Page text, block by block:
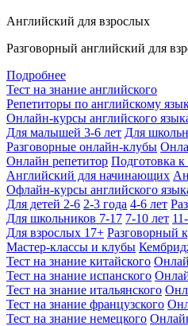
Английский для взрослых
Разговорный английский для
Подробнее
Тест на знание английского
Репетиторы по английскому
Онлайн-курсы английского
Для малышей 3-6 лет Для
Разговорные онлайн-клубы
Онлайн репетитор Подготовка
Английский для начинающих
Офлайн-курсы английского
Для детей 2-6 2-3 года 4-6 лет
Для школьников 7-17 7-10 лет
Для взрослых 17+ Разговорный
Мастер-классы и клубы
Тест на знание китайского
Тест на знание испанского
Тест на знание итальянского
Тест на знание французского
Тест на знание немецкого